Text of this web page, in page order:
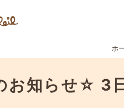
ホ
お知らせ☆ 3